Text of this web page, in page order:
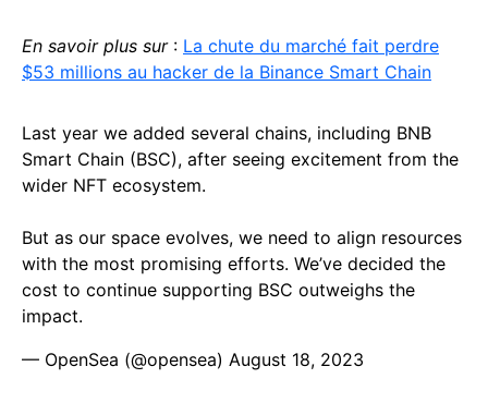
En savoir plus sur: La chute du marché fait perdre
$53 millions au hacker de la Binance Smart Chain
Last year we added several chains, including BNB
Smart Chain (BSC), after seeing excitement from the
wider NFT ecosystem.
But as our space evolves, we need to align resources
with the most promising efforts. We’ve decided the
cost to continue supporting BSC outweighs the
impact.
— OpenSea (@opensea) August 18, 2023